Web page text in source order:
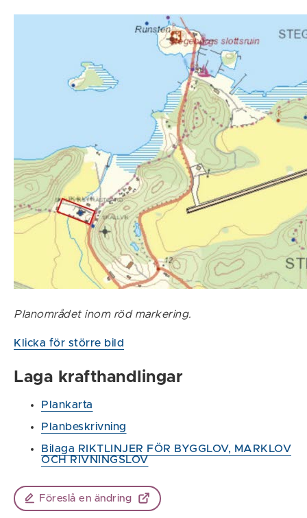
Planområdet inom röd markering.
Klicka för större bild
Laga krafthandlingar
Plankarta
Planbeskrivning
Bilaga RIKTLINJER FÖR BYGGLOV, MARKLOV
OCH RIVNINGSLOV
Föreslå en ändring